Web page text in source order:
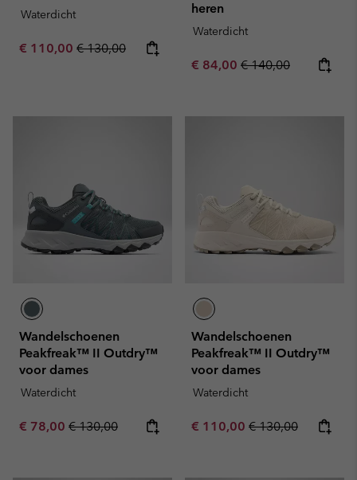
Waterdicht
Sale price:
€ 110,00 Regular price:
€ 130,00
heren
Waterdicht
Sale price:
€ 84,00 Regular price:
€ 140,00
Wandelschoenen
Peakfreak™ II Outdry™
voor dames
Waterdicht
Sale price:
€ 78,00 Regular price:
€ 130,00
Wandelschoenen
Peakfreak™ II Outdry™
voor dames
Waterdicht
Sale price:
€ 110,00 Regular price:
€ 130,00